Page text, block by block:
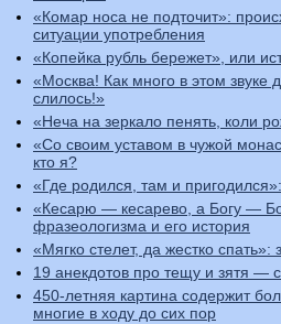
«Комар носа не подточит»:
ситуации употребления
«Копейка рубль бережет», или
«Москва! Как много в этом звуке
слилось!»
«Неча на зеркало пенять, коли
«Со своим уставом в чужой
кто я?
«Где родился, там и
«Кесарю — кесарево, а Богу —
фразеологизма и его история
«Мягко стелет, да жестко
19 анекдотов про тещу и зятя
450-летняя картина содержит
многие в ходу до сих пор